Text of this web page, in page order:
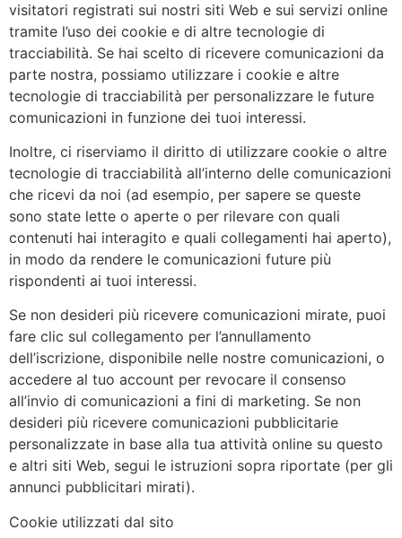
visitatori registrati sui nostri siti Web e sui servizi online
tramite l’uso dei cookie e di altre tecnologie di
tracciabilità. Se hai scelto di ricevere comunicazioni da
parte nostra, possiamo utilizzare i cookie e altre
tecnologie di tracciabilità per personalizzare le future
comunicazioni in funzione dei tuoi interessi.
Inoltre, ci riserviamo il diritto di utilizzare cookie o altre
tecnologie di tracciabilità all’interno delle comunicazioni
che ricevi da noi (ad esempio, per sapere se queste
sono state lette o aperte o per rilevare con quali
contenuti hai interagito e quali collegamenti hai aperto),
in modo da rendere le comunicazioni future più
rispondenti ai tuoi interessi.
Se non desideri più ricevere comunicazioni mirate, puoi
fare clic sul collegamento per l’annullamento
dell’iscrizione, disponibile nelle nostre comunicazioni, o
accedere al tuo account per revocare il consenso
all’invio di comunicazioni a fini di marketing. Se non
desideri più ricevere comunicazioni pubblicitarie
personalizzate in base alla tua attività online su questo
e altri siti Web, segui le istruzioni sopra riportate (per gli
annunci pubblicitari mirati).
Cookie utilizzati dal sito